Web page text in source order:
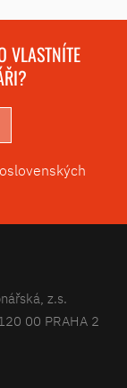
VLASTNÍTE
z.s.
00 PRAHA 2